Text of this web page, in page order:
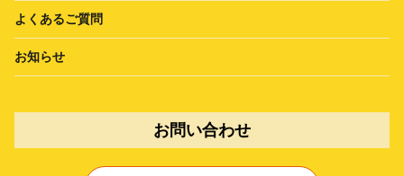
よくあるご質問
お知らせ
お問い合わせ